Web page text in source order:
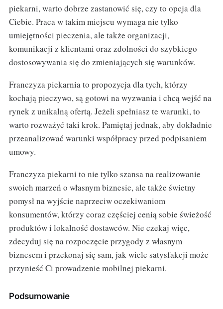
piekarni, warto dobrze zastanowić się, czy to opcja dla
Ciebie. Praca w takim miejscu wymaga nie tylko
umiejętności pieczenia, ale także organizacji,
komunikacji z klientami oraz zdolności do szybkiego
dostosowywania się do zmieniających się warunków.
Franczyza piekarnia to propozycja dla tych, którzy
kochają pieczywo, są gotowi na wyzwania i chcą wejść na
rynek z unikalną ofertą. Jeżeli spełniasz te warunki, to
warto rozważyć taki krok. Pamiętaj jednak, aby dokładnie
przeanalizować warunki współpracy przed podpisaniem
umowy.
Franczyza piekarni to nie tylko szansa na realizowanie
swoich marzeń o własnym biznesie, ale także świetny
pomysł na wyjście naprzeciw oczekiwaniom
konsumentów, którzy coraz częściej cenią sobie świeżość
produktów i lokalność dostawców. Nie czekaj więc,
zdecyduj się na rozpoczęcie przygody z własnym
biznesem i przekonaj się sam, jak wiele satysfakcji może
przynieść Ci prowadzenie mobilnej piekarni.
Podsumowanie